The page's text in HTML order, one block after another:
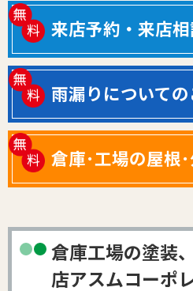
来店予約・来店
雨漏りについて
倉庫･工場の屋根
倉庫工場の塗装
店アスムコーポ